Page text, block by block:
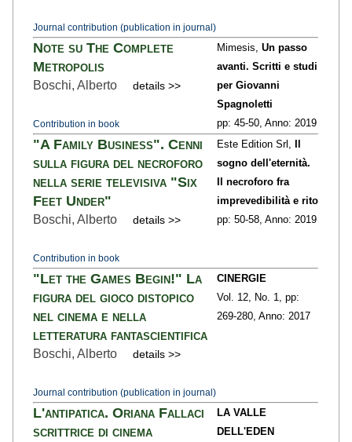
Journal contribution (publication in journal)
Note su The Complete
Metropolis
Boschi, Alberto details >>
Contribution in book
Mimesis,Un passo
avanti. Scritti e studi
per Giovanni
Spagnoletti
pp: 45-50, Anno: 2019
"A Family Business". Cenni
sulla figura del necroforo
nella serie televisiva "Six
Feet Under"
Boschi, Alberto details >>
Contribution in book
Este Edition Srl,
sogno dell'eternità.
Il necroforo fra
imprevedibilità e rito
pp: 50-58, Anno: 2019
"Let the Games Begin!" La
figura del gioco distopico
nel cinema e nella
letteratura fantascientifica
Boschi, Alberto details >>
Journal contribution (publication in journal)
CINERGIE
Vol. 12,
No. 1,
pp:
269-280, Anno: 2017
L'antipatica. Oriana Fallaci
scrittrice di cinema
LA VALLE
DELL'EDEN